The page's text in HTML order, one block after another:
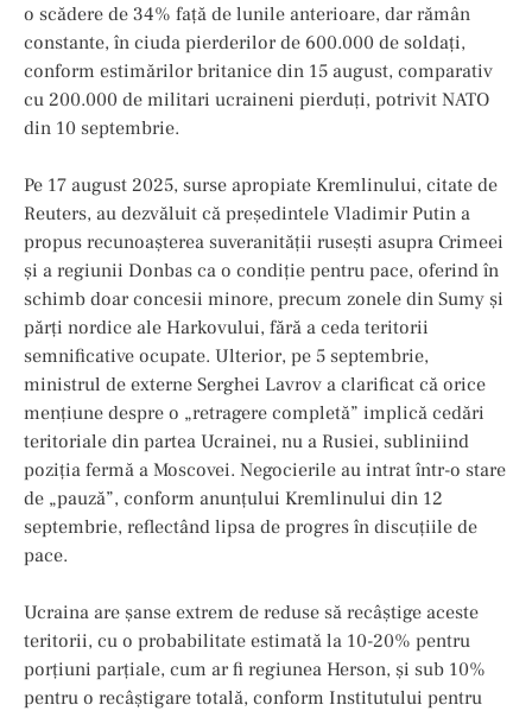
o scădere de 34% față de lunile anterioare, dar rămân
constante, în ciuda pierderilor de 600.000 de soldați,
conform estimărilor britanice din 15 august, comparativ
cu 200.000 de militari ucraineni pierduți, potrivit NATO
din 10 septembrie.
Pe 17 august 2025, surse apropiate Kremlinului, citate de
Reuters, au dezvăluit că președintele Vladimir Putin a
propus recunoașterea suveranității rusești asupra Crimeei
și a regiunii Donbas ca o condiție pentru pace, oferind în
schimb doar concesii minore, precum zonele din Sumy și
părți nordice ale Harkovului, fără a ceda teritorii
semnificative ocupate. Ulterior, pe 5 septembrie,
ministrul de externe Serghei Lavrov a clarificat că orice
mențiune despre o „retragere completă” implică cedări
teritoriale din partea Ucrainei, nu a Rusiei, subliniind
poziția fermă a Moscovei. Negocierile au intrat într-o stare
de „pauză”, conform anunțului Kremlinului din 12
septembrie, reflectând lipsa de progres în discuțiile de
pace.
Ucraina are șanse extrem de reduse să recâștige aceste
teritorii, cu o probabilitate estimată la 10-20% pentru
porțiuni parțiale, cum ar fi regiunea Herson, și sub 10%
pentru o recâștigare totală, conform Institutului pentru